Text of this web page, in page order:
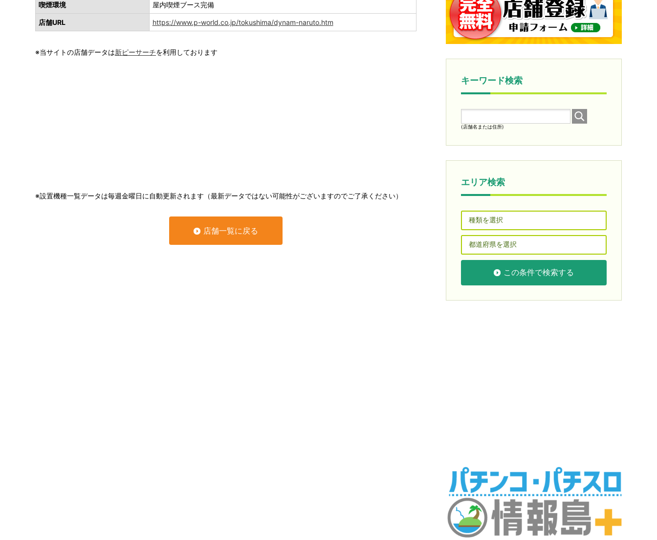
喫煙環境 屋内喫煙ブース完備
店舗URL https://www.p-world.co.jp/tokushima/dynam-naruto.htm
※当サイトの店舗データは新ピーサーチを利用しております
※設置機種一覧データは毎週金曜日に自動更新されます（最新データではない可能性がございますのでご了承ください）
店舗一覧に戻る
キーワード検索
(店舗名または住所)
エリア検索
この条件で検索する